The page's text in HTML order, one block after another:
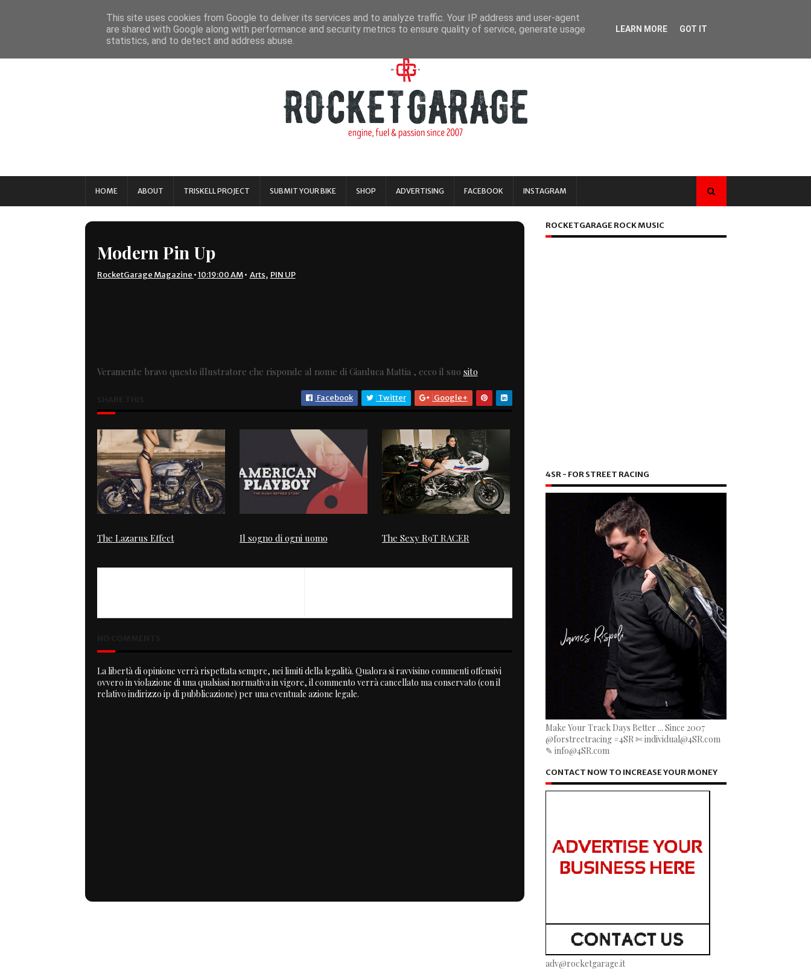
HOME ABOUT TRISKELL PROJECT SUBMIT YOUR BIKE SHOP ADVERTISING FACEBOOK INSTAGRAM
Modern Pin Up
RocketGarage Magazine •10:19:00 AM • Arts, PIN UP
Veramente bravo questo illustratore che risponde al nome di Gianluca Mattia , ecco il suo sito
Facebook Twitter Google+
The Lazarus Effect Il sogno di ogni uomo The Sexy R9T RACER
La libertà di opinione verrà rispettata sempre, nei limiti della legalità. Qualora si ravvisino commenti offensivi
ovvero in violazione di una qualsiasi normativa in vigore, il commento verrà cancellato ma conservato (con il
relativo indirizzo ip di pubblicazione) per una eventuale azione legale.
ROCKETGARAGE ROCK MUSIC
4SR - FOR STREET RACING
Make Your Track Days Better ... Since 2007
@forstreetracing #4SR ✄ individual@4SR.com
✎ info@4SR.com
CONTACT NOW TO INCREASE YOUR MONEY
adv@rocketgarage.it
This site uses cookies from Google to deliver its services and to analyze traffic. Your IP address and user-agent
are shared with Google along with performance and security metrics to ensure quality of service, generate usage
statistics, and to detect and address abuse.
LEARN MORE GOT IT